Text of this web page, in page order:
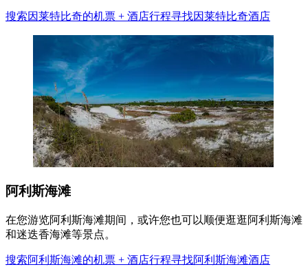
搜索因莱特比奇的机票 + 酒店行程寻找因莱特比奇酒店
阿利斯海滩
在您游览阿利斯海滩期间，或许您也可以顺便逛逛阿利斯海滩
和迷迭香海滩等景点。
搜索阿利斯海滩的机票 + 酒店行程寻找阿利斯海滩酒店